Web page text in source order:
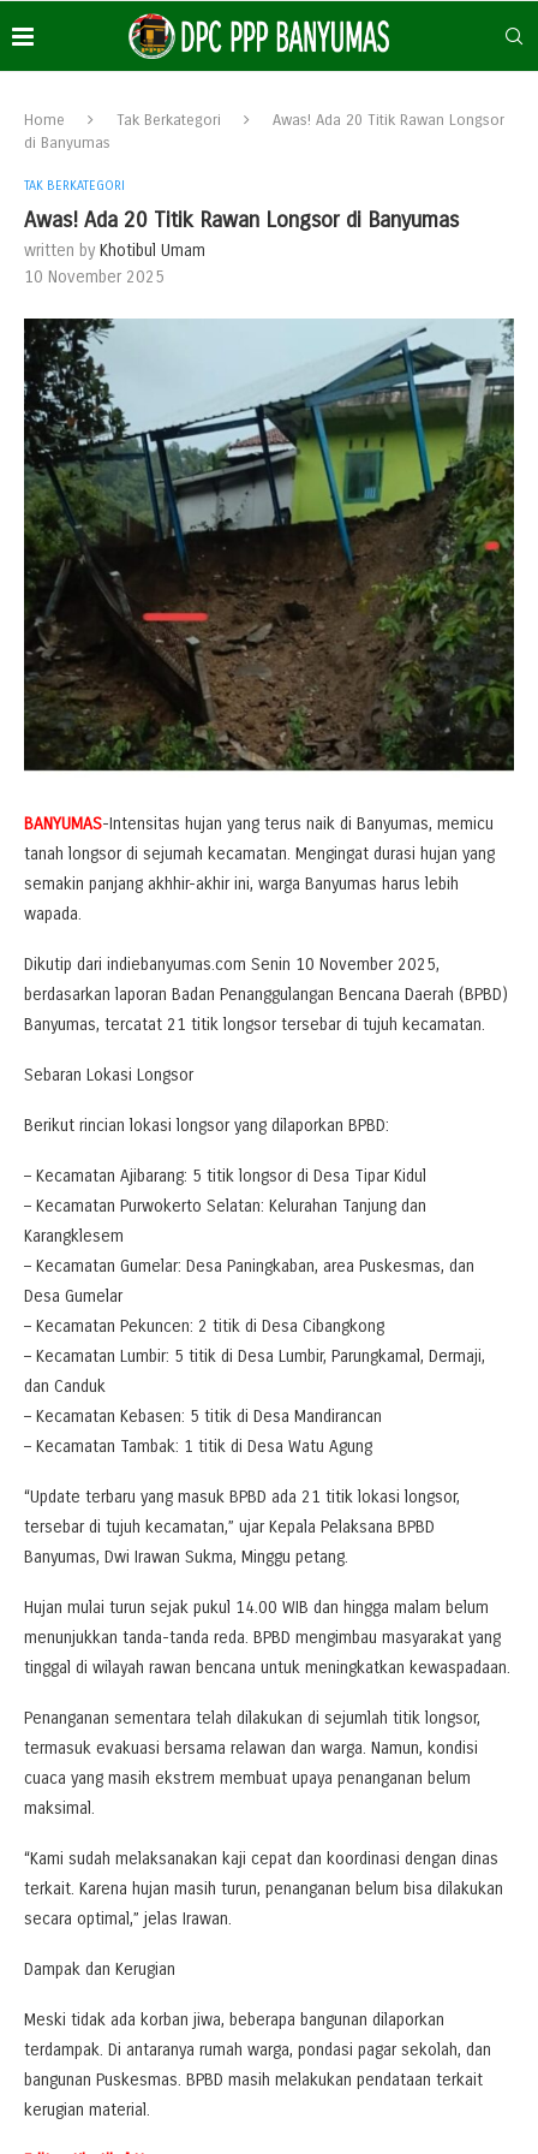
Home Tak Berkategori
Awas! Ada 20 Titik Rawan Longsor
di Banyumas
TAK BERKATEGORI
Awas! Ada 20 Titik Rawan Longsor di Banyumas
written by Khotibul Umam
10 November 2025
BANYUMAS-Intensitas hujan yang terus naik di Banyumas, memicu
tanah longsor di sejumah kecamatan. Mengingat durasi hujan yang
semakin panjang akhhir-akhir ini, warga Banyumas harus lebih
wapada.
Dikutip dari indiebanyumas.com Senin 10 November 2025,
berdasarkan laporan Badan Penanggulangan Bencana Daerah (BPBD)
Banyumas, tercatat 21 titik longsor tersebar di tujuh kecamatan.
Sebaran Lokasi Longsor
Berikut rincian lokasi longsor yang dilaporkan BPBD:
– Kecamatan Ajibarang: 5 titik longsor di Desa Tipar Kidul
– Kecamatan Purwokerto Selatan: Kelurahan Tanjung dan
Karangklesem
– Kecamatan Gumelar: Desa Paningkaban, area Puskesmas, dan
Desa Gumelar
– Kecamatan Pekuncen: 2 titik di Desa Cibangkong
– Kecamatan Lumbir: 5 titik di Desa Lumbir, Parungkamal, Dermaji,
dan Canduk
– Kecamatan Kebasen: 5 titik di Desa Mandirancan
– Kecamatan Tambak: 1 titik di Desa Watu Agung
“Update terbaru yang masuk BPBD ada 21 titik lokasi longsor,
tersebar di tujuh kecamatan,” ujar Kepala Pelaksana BPBD
Banyumas, Dwi Irawan Sukma, Minggu petang.
Hujan mulai turun sejak pukul 14.00 WIB dan hingga malam belum
menunjukkan tanda-tanda reda. BPBD mengimbau masyarakat yang
tinggal di wilayah rawan bencana untuk meningkatkan kewaspadaan.
Penanganan sementara telah dilakukan di sejumlah titik longsor,
termasuk evakuasi bersama relawan dan warga. Namun, kondisi
cuaca yang masih ekstrem membuat upaya penanganan belum
maksimal.
“Kami sudah melaksanakan kaji cepat dan koordinasi dengan dinas
terkait. Karena hujan masih turun, penanganan belum bisa dilakukan
secara optimal,” jelas Irawan.
Dampak dan Kerugian
Meski tidak ada korban jiwa, beberapa bangunan dilaporkan
terdampak. Di antaranya rumah warga, pondasi pagar sekolah, dan
bangunan Puskesmas. BPBD masih melakukan pendataan terkait
kerugian material.